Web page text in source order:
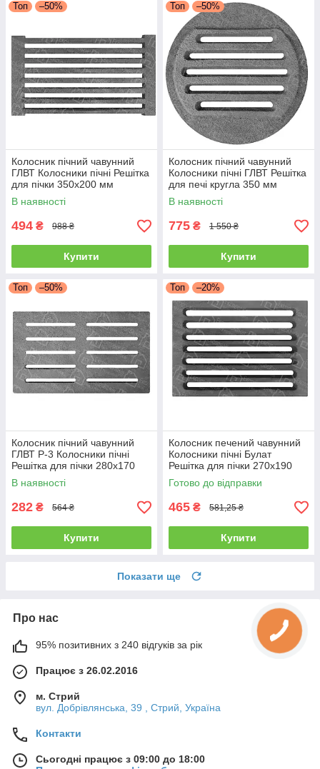
Топ –50%
Колосник пічний чавунний
ГЛВТ Колосники пічні Решітка
для пічки 350х200 мм
Колосникові решітки
В наявності
494 ₴ 988 ₴
Купити
Топ –50%
Колосник пічний чавунний
Колосники пічні ГЛВТ Решітка
для печі кругла 350 мм
Колосникові решітки
В наявності
775 ₴ 1 550 ₴
Купити
Топ –50%
Колосник пічний чавунний
ГЛВТ Р-3 Колосники пічні
Решітка для пічки 280х170
мм Колосникові решітки
В наявності
282 ₴ 564 ₴
Купити
Топ –20%
Колосник печений чавунний
Колосники пічні Булат
Решітка для пічки 270x190
мм Колосникові решітки
Готово до відправки
465 ₴ 581,25 ₴
Купити
Показати ще
Про нас
95% позитивних з 240 відгуків за рік
Працює з 26.02.2016
м. Стрий
вул. Добрівлянська, 39 , Стрий, Україна
Контакти
Сьогодні працює з 09:00 до 18:00